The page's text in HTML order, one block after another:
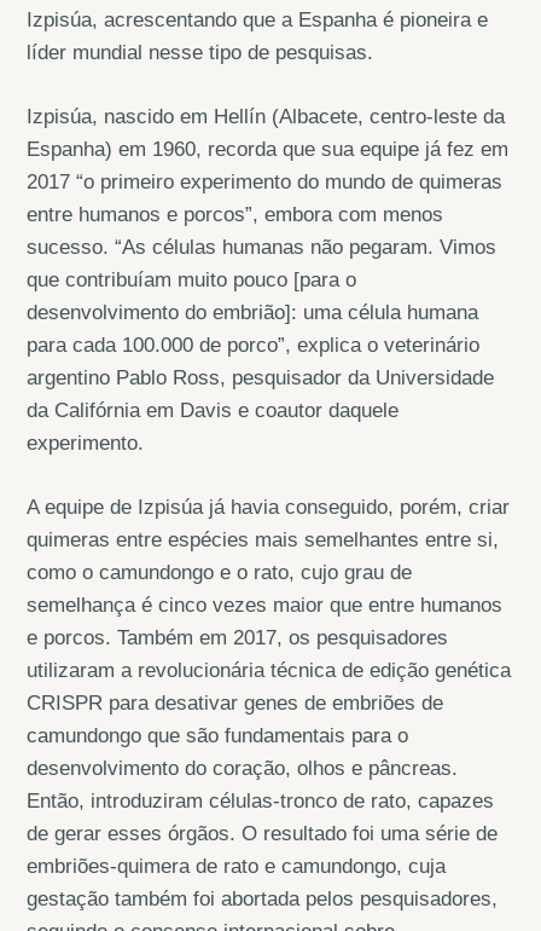
Izpisúa, acrescentando que a Espanha é pioneira e
líder mundial nesse tipo de pesquisas.
Izpisúa, nascido em Hellín (Albacete, centro-leste da
Espanha) em 1960, recorda que sua equipe já fez em
2017 “o primeiro experimento do mundo de quimeras
entre humanos e porcos”, embora com menos
sucesso. “As células humanas não pegaram. Vimos
que contribuíam muito pouco [para o
desenvolvimento do embrião]: uma célula humana
para cada 100.000 de porco”, explica o veterinário
argentino Pablo Ross, pesquisador da Universidade
da Califórnia em Davis e coautor daquele
experimento.
A equipe de Izpisúa já havia conseguido, porém, criar
quimeras entre espécies mais semelhantes entre si,
como o camundongo e o rato, cujo grau de
semelhança é cinco vezes maior que entre humanos
e porcos. Também em 2017, os pesquisadores
utilizaram a revolucionária técnica de edição genética
CRISPR para desativar genes de embriões de
camundongo que são fundamentais para o
desenvolvimento do coração, olhos e pâncreas.
Então, introduziram células-tronco de rato, capazes
de gerar esses órgãos. O resultado foi uma série de
embriões-quimera de rato e camundongo, cuja
gestação também foi abortada pelos pesquisadores,